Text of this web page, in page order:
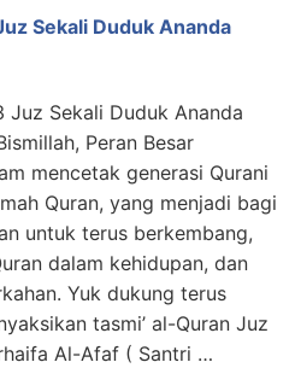
Sekali Duduk Ananda
Juz Sekali Duduk Ananda
Peran Besar
mencetak generasi Qurani
Quran, yang menjadi bagi
untuk terus berkembang,
dalam kehidupan, dan
Yuk dukung terus
tasmi’ al-Quran Juz
Al-Afaf ( Santri …